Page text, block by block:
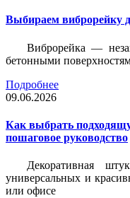
Выбираем виброрейку
Виброрейка —
бетонными
Подробнее
09.06.2026
Как выбрать
пошаговое руководство
Декоративная
универсальных и
или офисе